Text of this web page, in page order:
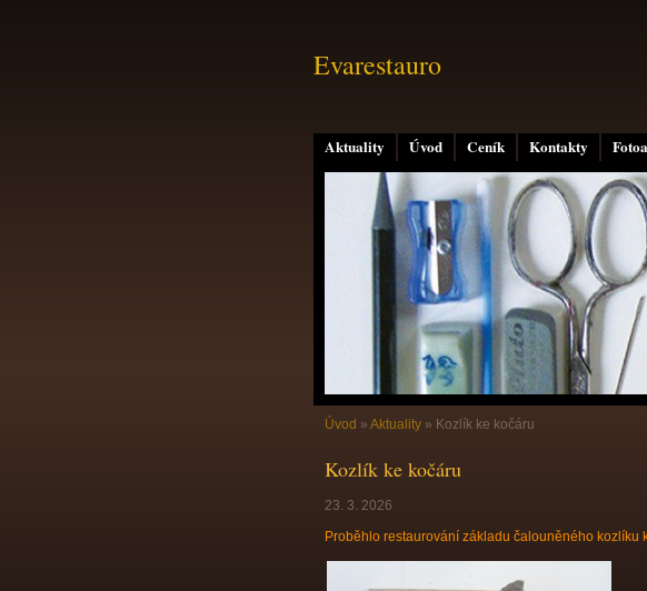
Aktuality Úvod Ceník Kontakty
Evarestauro
Úvod » Aktuality » Kozlík ke kočáru
Kozlík ke kočáru
23. 3. 2026
Proběhlo restaurování základu čalouněného kozlíku